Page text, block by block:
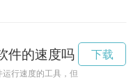
件的速度吗
行速度的工具，但其加速效果仅
下载